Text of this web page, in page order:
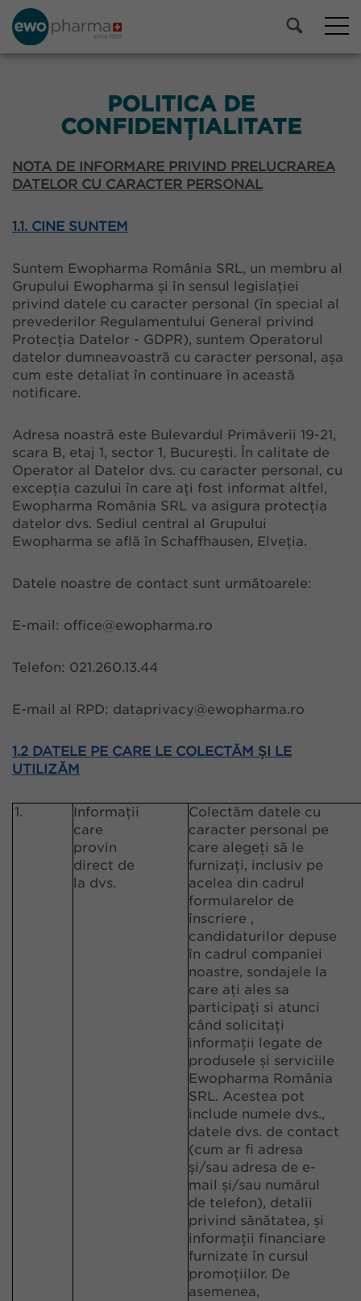
POLITICA DE
CONFIDENȚIALITATE
NOTA DE INFORMARE PRIVIND PRELUCRAREA
DATELOR CU CARACTER PERSONAL
1.1. CINE SUNTEM
Suntem Ewopharma România SRL, un membru al
Grupului Ewopharma și în sensul legislației
privind datele cu caracter personal (în special al
prevederilor Regulamentului General privind
Protecția Datelor - GDPR), suntem Operatorul
datelor dumneavoastră cu caracter personal, așa
cum este detaliat în continuare în această
notificare.
Adresa noastră este Bulevardul Primăverii 19-21,
scara B, etaj 1, sector 1, București. În calitate de
Operator al Datelor dvs. cu caracter personal, cu
excepția cazului în care ați fost informat altfel,
Ewopharma România SRL va asigura protecția
datelor dvs. Sediul central al Grupului
Ewopharma se află în Schaffhausen, Elveția.
Datele noastre de contact sunt următoarele:
E-mail: office@ewopharma.ro
Telefon: 021.260.13.44
E-mail al RPD: dataprivacy@ewopharma.ro
1.2 DATELE PE CARE LE COLECTĂM ȘI LE
UTILIZĂM
1.
Informații
care
provin
direct de
la dvs.
Colectăm datele cu
caracter personal pe
care alegeți să le
furnizați, inclusiv pe
acelea din cadrul
formularelor de
înscriere ,
candidaturilor depuse
în cadrul companiei
noastre, sondajele la
care ați ales sa
participați si atunci
când solicitați
informații legate de
produsele și serviciile
Ewopharma România
SRL. Acestea pot
include numele dvs.,
datele dvs. de contact
(cum ar fi adresa
și/sau adresa de e-
mail și/sau numărul
de telefon), detalii
privind sănătatea, și
informații financiare
furnizate în cursul
promoțiilor. De
asemenea,